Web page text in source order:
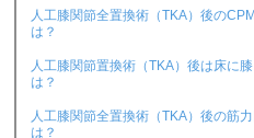
人工膝関節全置換術（TKA）後の
は？
人工膝関節置換術（TKA）後は床に
は？
人工膝関節全置換術（TKA）後の筋
は？